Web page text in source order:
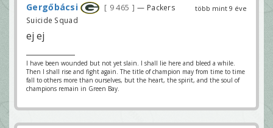
több mint 9 éve
Gergőbácsi 9 465
— Packers
Suicide Squad
ej ej
I have been wounded but not yet slain. I shall lie here and bleed a while.
Then I shall rise and fight again. The title of champion may from time to time
fall to others more than ourselves, but the heart, the spirit, and the soul of
champions remain in Green Bay.